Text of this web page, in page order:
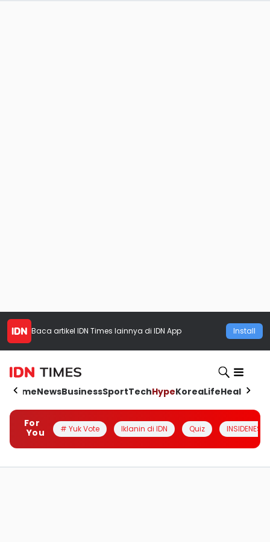
Baca artikel IDN Times lainnya di IDN App Install
HomeNewsBusinessSportTechHypeKoreaLifeHealth
For
You
# Yuk Vote Iklanin di IDN Quiz INSIDENESIA